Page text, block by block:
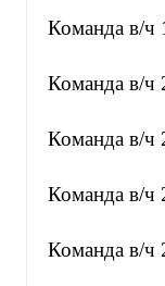
Команда в/ч
Команда в/ч
Команда в/ч
Команда в/ч
Команда в/ч